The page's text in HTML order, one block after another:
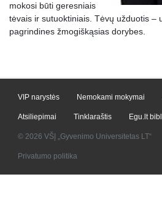
mokosi būti geresniais
tėvais ir sutuoktiniais. Tėvų užduotis –
pagrindines žmogiškąsias dorybes.
VIP narystės Nemokami mokymai
Atsiliepimai Tinklaraštis Egu.lt
© 2026 VŠĮ „Gyvenimo Universitetas LT“
Privatumo politika